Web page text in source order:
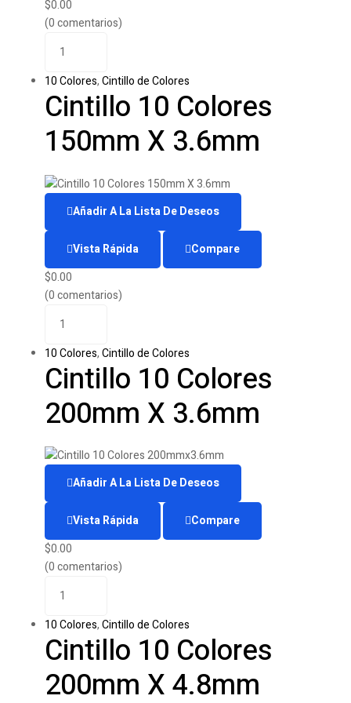
$0.00
(0 comentarios)
10 Colores,Cintillo de Colores
Cintillo 10 Colores
150mm X 3.6mm
Añadir A La Lista De Deseos
Vista Rápida
Compare
$0.00
(0 comentarios)
10 Colores,Cintillo de Colores
Cintillo 10 Colores
200mm X 3.6mm
Añadir A La Lista De Deseos
Vista Rápida
Compare
$0.00
(0 comentarios)
10 Colores,Cintillo de Colores
Cintillo 10 Colores
200mm X 4.8mm